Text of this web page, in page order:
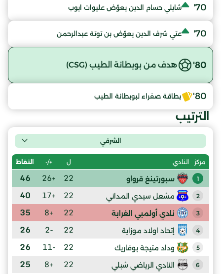
70' شايلي حسام الدين يعوّض عليوات ايوب
70' عتي شرف الدين يعوّض بن توتة عبدالرحمن
80' هدف من بوبطانة الطيب (CSG)
80' بطاقة صفراء لبوبطانة الطيب
الترتيب
الشرفي
مركز النادي ل +/- النقاط
1 سبورتينغ قرواو 22
+26
46
2 مشعل سيدي المداني 22
+17
40
3 نادي أولمبي الغرابة 22
+8
35
4 إتحاد اولاد موزاية 22
-2
26
5 وداد متيجة بوفاريك 22
-11
26
6 النادي الرياضي شبلي 22
+8
25